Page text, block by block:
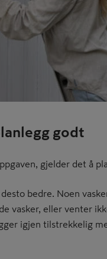
godt
gjelder det å
bedre. Noen
vasker, eller venter
igjen tilstrekkelig